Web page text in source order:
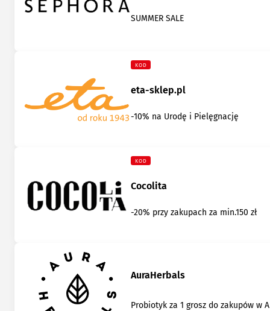
SUMMER SALE
KOD
eta-sklep.pl
-10% na Urodę i Pielęgnację
KOD
Cocolita
-20% przy zakupach za min.150 zł
AuraHerbals
Probiotyk za 1 grosz do zakupów w